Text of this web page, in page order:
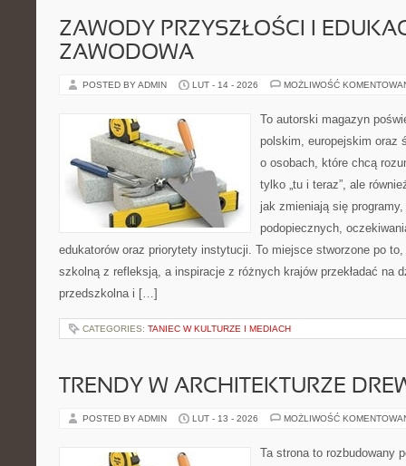
ZAWODY PRZYSZŁOŚCI I
ZAWODOWA
POSTED BY ADMIN LUT - 14 - 2026 MOŻLIWOŚĆ
To autorski magazyn
polskim, europejskim oraz
o osobach, które chcą
tylko „tu i teraz”, ale
jak zmieniają się
podopiecznych,
edukatorów oraz priorytety instytucji. To miejsce stworzone po
szkolną z refleksją, a inspiracje z różnych krajów przekładać na
przedszkolna i […]
CATEGORIES: TANIEC W KULTURZE I MEDIACH
TRENDY W ARCHITEKTURZE
POSTED BY ADMIN LUT - 13 - 2026 MOŻLIWOŚĆ
Ta strona to rozbudowany